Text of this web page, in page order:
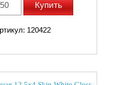
Купить
120422